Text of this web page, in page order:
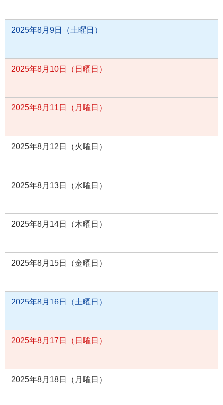
2025年8月9日（土曜日）
2025年8月10日（日曜日）
2025年8月11日（月曜日）
2025年8月12日（火曜日）
2025年8月13日（水曜日）
2025年8月14日（木曜日）
2025年8月15日（金曜日）
2025年8月16日（土曜日）
2025年8月17日（日曜日）
2025年8月18日（月曜日）